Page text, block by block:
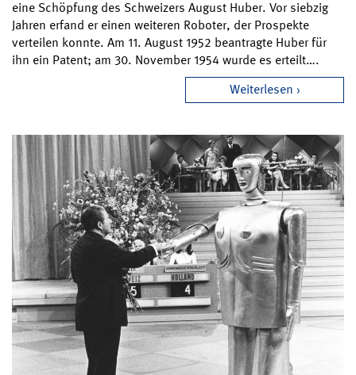
eine Schöpfung des Schweizers August Huber. Vor siebzig
Jahren erfand er einen weiteren Roboter, der Prospekte
verteilen konnte. Am 11. August 1952 beantragte Huber für
ihn ein Patent; am 30. November 1954 wurde es erteilt….
Weiterlesen